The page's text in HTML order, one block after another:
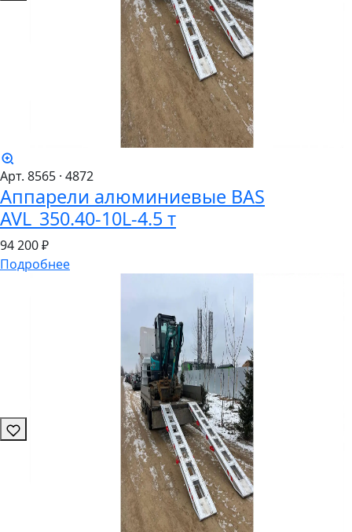
Арт. 8565 · 4872
Аппарели алюминиевые BAS
AVL_350.40-10L-4.5 т
94200 ₽
Подробнее